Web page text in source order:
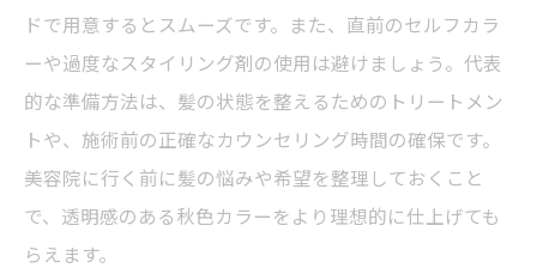
美容院ならではの秋色透明感カラーの魅力
美容院で安心して秋色透明感を楽しむ秘訣
全体カラーで秋の髪色チェンジを満喫
美容院の全体カラーで秋色透明感を楽しむ
方法
全体カラーが叶える秋色の透明感と統一感
ドで用意するとスムーズです。また、直前のセルフカラ
ーや過度なスタイリング剤の使用は避けましょう。代表
的な準備方法は、髪の状態を整えるためのトリートメン
トや、施術前の正確なカウンセリング時間の確保です。
美容院に行く前に髪の悩みや希望を整理しておくこと
で、透明感のある秋色カラーをより理想的に仕上げても
らえます。